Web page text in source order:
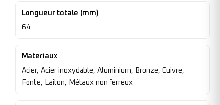
Longueur totale (mm)
64
Materiaux
Acier, Acier inoxydable, Aluminium, Bronze, Cuivre,
Fonte, Laiton, Métaux non ferreux